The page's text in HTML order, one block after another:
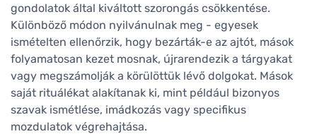
gondolatok által kiváltott szorongás csökkentése.
Különböző módon nyilvánulnak meg - egyesek
ismételten ellenőrzik, hogy bezárták-e az ajtót, mások
folyamatosan kezet mosnak, újrarendezik a tárgyakat
vagy megszámolják a körülöttük lévő dolgokat. Mások
saját rituálékat alakítanak ki, mint például bizonyos
szavak ismétlése, imádkozás vagy specifikus
mozdulatok végrehajtása.